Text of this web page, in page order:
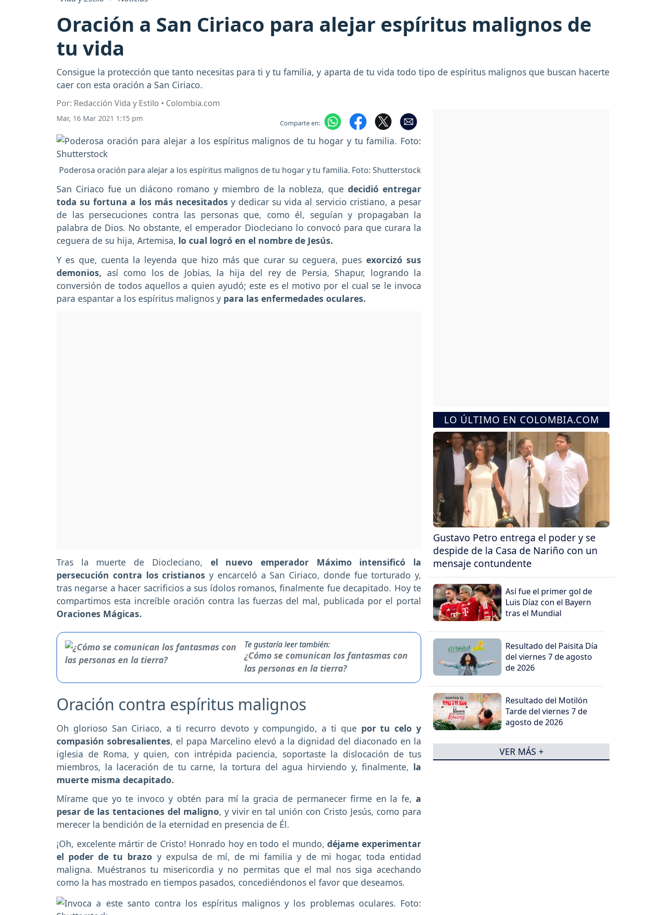
Oración a San Ciriaco para alejar espíritus malignos de
tu vida
Consigue la protección que tanto necesitas para ti y tu familia, y aparta de tu vida todo tipo de espíritus malignos que buscan hacerte
caer con esta oración a San Ciriaco.
Por: Redacción Vida y Estilo • Colombia.com
Mar, 16 Mar 2021 1:15 pm Comparte en:
Poderosa oración para alejar a los espíritus malignos de tu hogar y tu familia. Foto: Shutterstock
San Ciriaco fue un diácono romano y miembro de la nobleza, que decidió entregar
toda su fortuna a los más necesitados y dedicar su vida al servicio cristiano, a pesar
de las persecuciones contra las personas que, como él, seguían y propagaban la
palabra de Dios. No obstante, el emperador Diocleciano lo convocó para que curara la
ceguera de su hija, Artemisa, lo cual logró en el nombre de Jesús.
Y es que, cuenta la leyenda que hizo más que curar su ceguera, pues exorcizó sus
demonios, así como los de Jobias, la hija del rey de Persia, Shapur, logrando la
conversión de todos aquellos a quien ayudó; este es el motivo por el cual se le invoca
para espantar a los espíritus malignos y para las enfermedades oculares.
Tras la muerte de Diocleciano, el nuevo emperador Máximo intensificó la
persecución contra los cristianos y encarceló a San Ciriaco, donde fue torturado y,
tras negarse a hacer sacrificios a sus ídolos romanos, finalmente fue decapitado. Hoy te
compartimos esta increíble oración contra las fuerzas del mal, publicada por el portal
Oraciones Mágicas.
Te gustaría leer también:
¿Cómo se comunican los fantasmas con
las personas en la tierra?
Oración contra espíritus malignos
Oh glorioso San Ciriaco, a ti recurro devoto y compungido, a ti que por tu celo y
compasión sobresalientes, el papa Marcelino elevó a la dignidad del diaconado en la
iglesia de Roma, y quien, con intrépida paciencia, soportaste la dislocación de tus
miembros, la laceración de tu carne, la tortura del agua hirviendo y, finalmente, la
muerte misma decapitado.
Mírame que yo te invoco y obtén para mí la gracia de permanecer firme en la fe, a
pesar de las tentaciones del maligno, y vivir en tal unión con Cristo Jesús, como para
merecer la bendición de la eternidad en presencia de Él.
¡Oh, excelente mártir de Cristo! Honrado hoy en todo el mundo,déjame experimentar
el poder de tu brazo y expulsa de mí, de mi familia y de mi hogar, toda entidad
maligna. Muéstranos tu misericordia y no permitas que el mal nos siga acechando
como la has mostrado en tiempos pasados, concediéndonos el favor que deseamos.
LO ÚLTIMO EN COLOMBIA.COM
Gustavo Petro entrega el poder y se
despide de la Casa de Nariño con un
mensaje contundente
Así fue el primer gol de
Luis Díaz con el Bayern
tras el Mundial
Resultado del Paisita Día
del viernes 7 de agosto
de 2026
Resultado del Motilón
Tarde del viernes 7 de
agosto de 2026
VER MÁS +